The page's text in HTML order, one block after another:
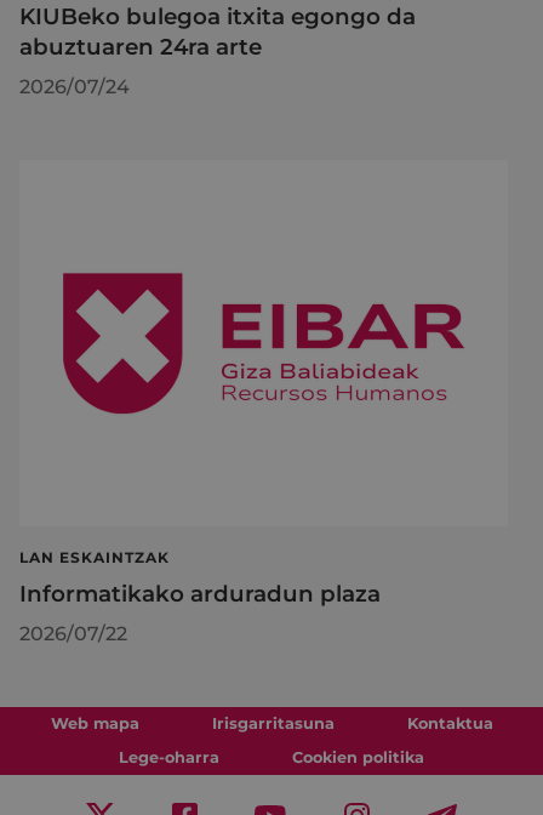
KIUBeko bulegoa itxita egongo da
abuztuaren 24ra arte
2026/07/24
LAN ESKAINTZAK
Informatikako arduradun plaza
2026/07/22
Web mapa Irisgarritasuna
Kontaktua
Lege-oharra
Cookien politika